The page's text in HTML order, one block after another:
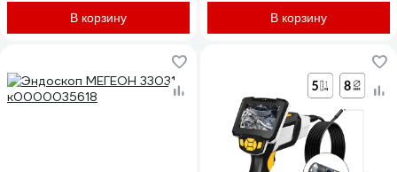
В корзину В корзину